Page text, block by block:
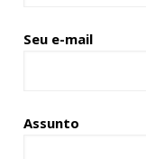
Seu e-mail
Assunto